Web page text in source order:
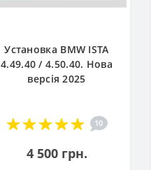
Установка BMW ISTA
4.49.40 / 4.50.40. Нова
версія 2025
10
4 500 грн.